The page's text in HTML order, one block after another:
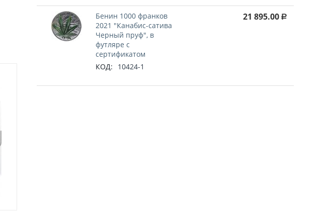
Бенин 1000 франков
2021 "Канабис-сатива
Черный пруф", в
футляре с
сертификатом
КОД:
10424-1
21 895.00 Р